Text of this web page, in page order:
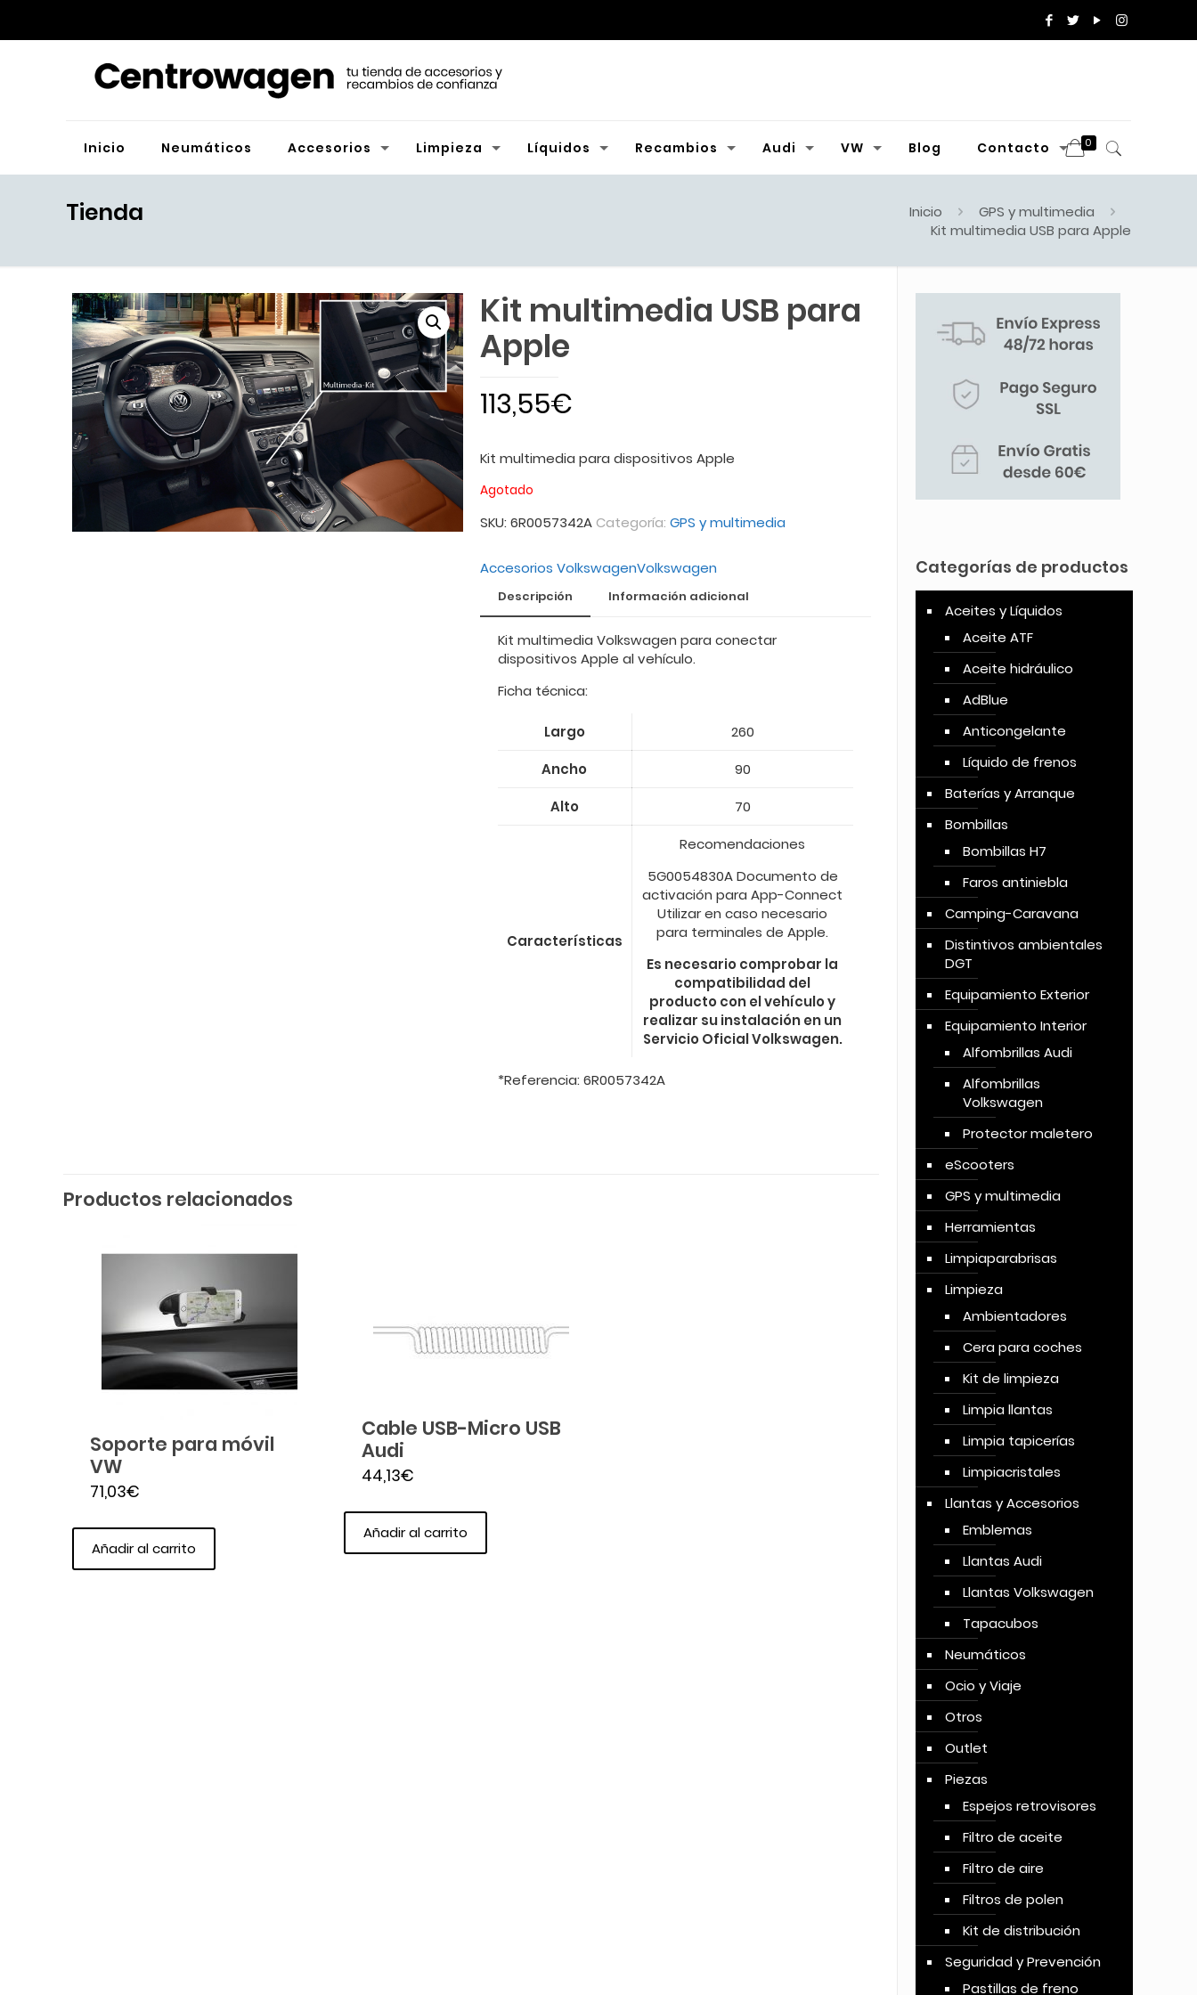
Inicio Neumáticos Accesorios Limpieza Líquidos Recambios Audi VW Blog Contacto 0
Tienda Inicio
GPS y multimedia
Kit multimedia USB para Apple
Kit multimedia USB para
Apple
113,55€
Kit multimedia para dispositivos Apple
Agotado
SKU: 6R0057342A Categoría: GPS y multimedia
Accesorios VolkswagenVolkswagen
Descripción Información adicional
Kit multimedia Volkswagen para conectar
dispositivos Apple al vehículo.
Ficha técnica:
Largo
260
Ancho
90
Alto
70
Características
Recomendaciones
5G0054830A Documento de
activación para App-Connect
Utilizar en caso necesario
para terminales de Apple.
Es necesario comprobar la
compatibilidad del
producto con el vehículo y
realizar su instalación en un
Servicio Oficial Volkswagen.
*Referencia: 6R0057342A
Productos relacionados
Soporte para móvil
VW
71,03€
Añadir al carrito
Cable USB-Micro USB
Audi
44,13€
Añadir al carrito
Categorías de productos
Aceites y Líquidos
Aceite ATF
Aceite hidráulico
AdBlue
Anticongelante
Líquido de frenos
Baterías y Arranque
Bombillas
Bombillas H7
Faros antiniebla
Camping-Caravana
Distintivos ambientales
DGT
Equipamiento Exterior
Equipamiento Interior
Alfombrillas Audi
Alfombrillas
Volkswagen
Protector maletero
eScooters
GPS y multimedia
Herramientas
Limpiaparabrisas
Limpieza
Ambientadores
Cera para coches
Kit de limpieza
Limpia llantas
Limpia tapicerías
Limpiacristales
Llantas y Accesorios
Emblemas
Llantas Audi
Llantas Volkswagen
Tapacubos
Neumáticos
Ocio y Viaje
Otros
Outlet
Piezas
Espejos retrovisores
Filtro de aceite
Filtro de aire
Filtros de polen
Kit de distribución
Seguridad y Prevención
Pastillas de freno